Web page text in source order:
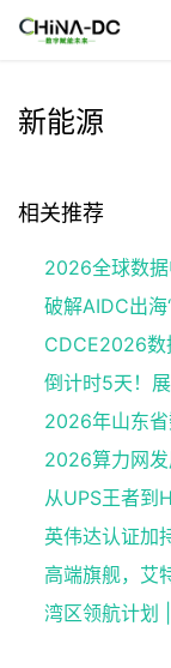
新能源
相关推荐
2026年山东省
2026算力网
高端旗舰，艾